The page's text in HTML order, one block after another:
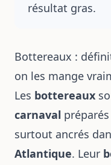
résultat gras.
Bottereaux :
on les mange
Les bottereaux
carnaval
surtout ancrés
Atlantique. Leur